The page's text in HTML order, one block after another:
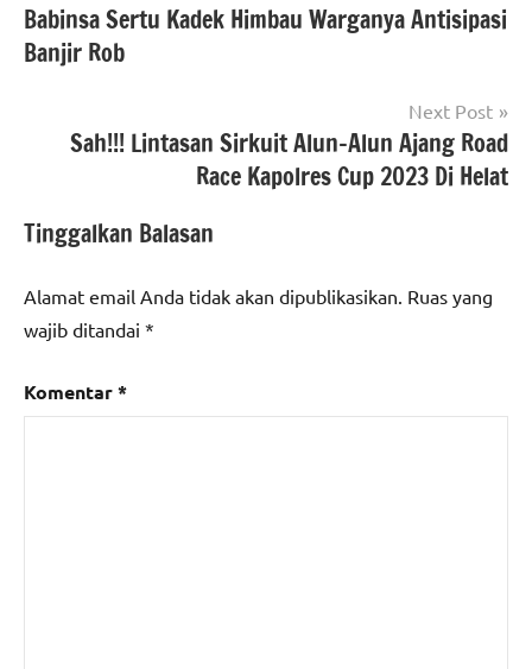
pos
Babinsa Sertu Kadek Himbau Warganya Antisipasi
Banjir Rob
Next Post
Sah!!! Lintasan Sirkuit Alun-Alun Ajang Road
Race Kapolres Cup 2023 Di Helat
Tinggalkan Balasan
Alamat email Anda tidak akan dipublikasikan. Ruas yang
wajib ditandai *
Komentar*